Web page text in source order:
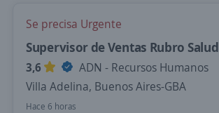
Se precisa Urgente
Supervisor de Ventas Rubro Salud
3,6
ADN - Recursos Humanos
Villa Adelina, Buenos Aires-GBA
Hace 6 horas